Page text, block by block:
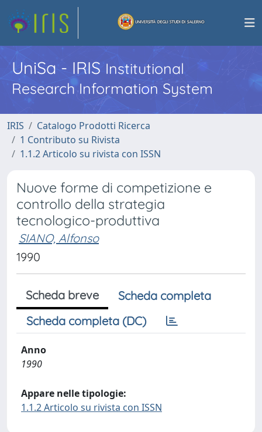
UniSa - IRISInstitutional
Research Information System
IRIS
Catalogo Prodotti Ricerca
1 Contributo su Rivista
1.1.2 Articolo su rivista con ISSN
Nuove forme di competizione e
controllo della strategia
tecnologico-produttiva
SIANO, Alfonso
1990
Scheda breve
Scheda completa
Scheda completa (DC)
Anno
1990
Appare nelle tipologie:
1.1.2 Articolo su rivista con ISSN